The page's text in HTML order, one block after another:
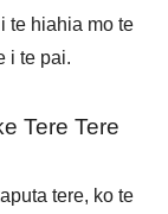
te hiahia mo te
i te pai.
Tere Tere
tere, ko te